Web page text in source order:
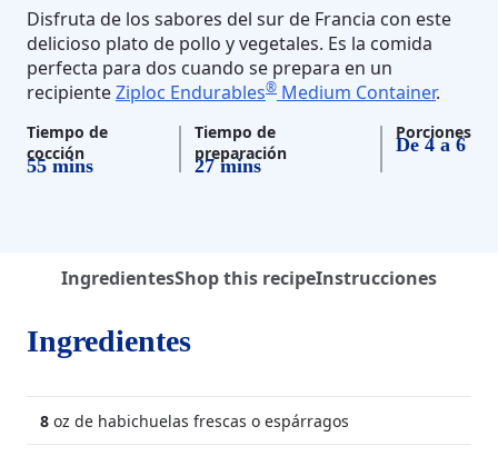
Disfruta de los sabores del sur de Francia con este
delicioso plato de pollo y vegetales. Es la comida
perfecta para dos cuando se prepara en un
recipienteZiploc Endurables® Medium Container.
Tiempo de
cocción
55 mins
Tiempo de
preparación
27 mins
Porciones
De 4 a 6
IngredientesShop this recipeInstrucciones
Ingredientes
8 oz de habichuelas frescas o espárragos